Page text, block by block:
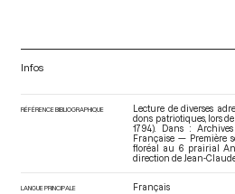
Infos
RÉFÉRENCE BIBLIOGRAPHIQUE
Lecture de diverses
dons patriotiques, lors
1794). Dans :
Française — Première
floréal au 6 prairial
direction de Jean-Claude
LANGUE PRINCIPALE Français